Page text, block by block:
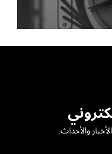
والأحداث.